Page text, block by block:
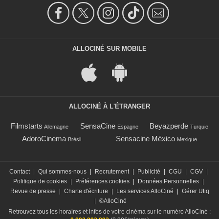
ALLOCINÉ SUR MOBILE
ALLOCINÉ À L'ÉTRANGER
Filmstarts Allemagne SensaCine Espagne Beyazperde Turquie
AdoroCinema Brésil Sensacine México Mexique
Contact Qui sommes-nous Recrutement Publicité CGU CGV
Politique de cookies
Préférences cookies Données Personnelles
Revue de presse
Charte d'écriture Les services AlloCiné
Gérer Utiq
©AlloCiné
Retrouvez tous les horaires et infos de votre cinéma sur le numéro AlloCiné :